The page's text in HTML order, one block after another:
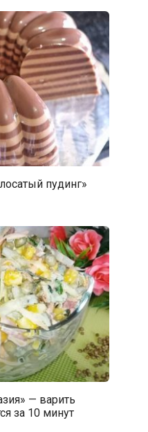
пудинг»
— варить
за 10 минут